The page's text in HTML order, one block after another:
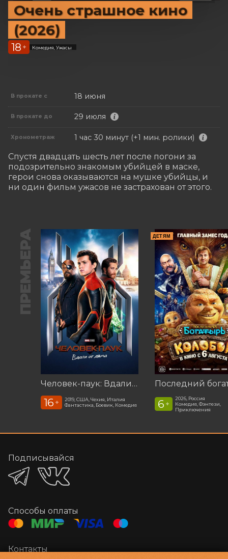
Очень страшное кино
(2026)
18 + Комедия, Ужасы
В прокате с 18 июня
В прокате до 29 июля
Хронометраж 1 час 30 минут (+1 мин. ролики)
Спустя двадцать шесть лет после погони за
подозрительно знакомым убийцей в маске,
герои снова оказываются на мушке убийцы, и
ни один фильм ужасов не застрахован от этого.
ПРЕМЬЕРА
Человек-паук: Вдали от дома (2019)
16 +
2019, США, Чехия, Италия
Фантастика, Боевик, Комедия
ДЕТЯМ
6 +
2026, Россия
Комедия, Фэнтези,
Приключения
Подписывайся
Способы оплаты
Контакты